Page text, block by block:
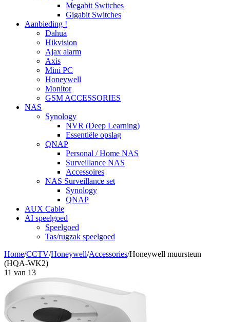
Megabit Switches
Gigabit Switches
Aanbieding !
Dahua
Hikvision
Ajax alarm
Axis
Mini PC
Honeywell
Monitor
GSM ACCESSORIES
NAS
Synology
NVR (Deep Learning)
Essentiële opslag
QNAP
Personal / Home NAS
Surveillance NAS
Accessoires
NAS Surveillance set
Synology
QNAP
AUX Cable
AI speelgoed
Speelgoed
Tas/rugzak speelgoed
Home/CCTV/Honeywell/Accessories/Honeywell muursteun
(HQA-WK2)
11 van 13